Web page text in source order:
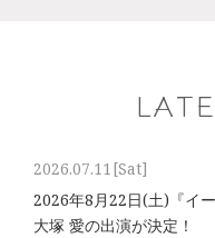
2026.07.11[Sat]
2026年8⽉22⽇(土)『イ
大塚 愛の出演が決定！